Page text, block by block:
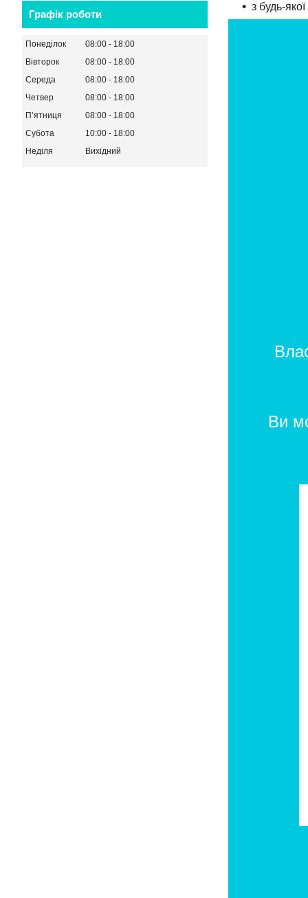
з будь-
Ви
Графік роботи
Понеділок 08:00
18:00
Вівторок
08:00
18:00
Середа
08:00
18:00
Четвер
08:00
18:00
Пʼятниця
08:00
18:00
Субота
10:00
18:00
Неділя
Вихідний